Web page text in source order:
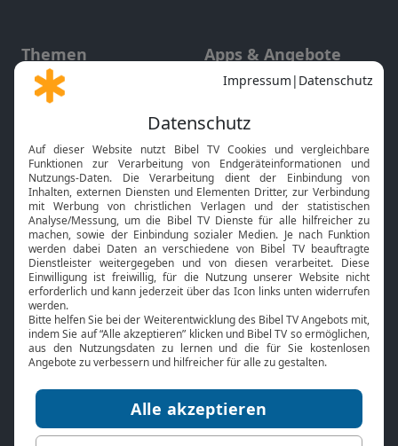
Themen
Gott und Bibel erklärt
Neuigkeiten
Apps & Angebote
Mobile App
Smart TV
HbbTV
Bibelthek Online-Bibel
Nächster Gottesdienst
Bibel TV
Über uns
Jobs
Mediadaten
Service
Kontakt
TV-Empfang